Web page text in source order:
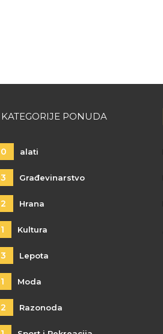
KATEGORIJE PONUDA
0 alati
3 Građevinarstvo
2 Hrana
1 Kultura
3 Lepota
1 Moda
2 Razonoda